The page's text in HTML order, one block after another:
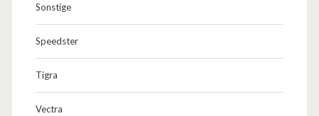
Sonstige
Speedster
Tigra
Vectra